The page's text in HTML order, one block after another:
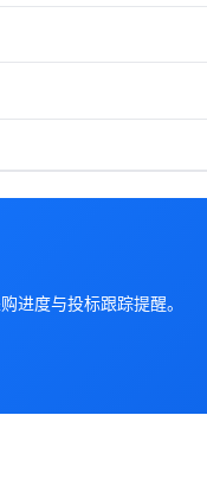
进度与投标跟踪提醒。